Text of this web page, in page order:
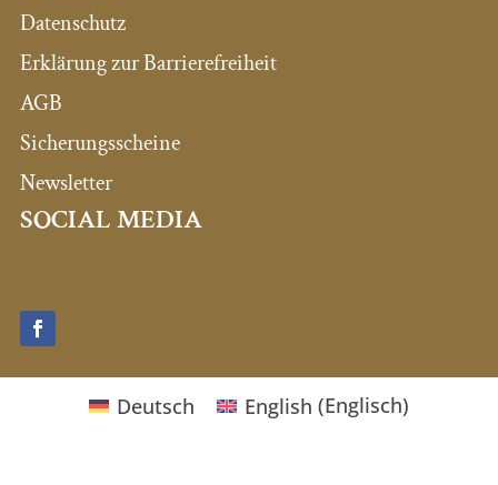
Datenschutz
Erklärung zur Barrierefreiheit
AGB
Sicherungsscheine
Newsletter
SOCIAL MEDIA
Deutsch English (Englisch)